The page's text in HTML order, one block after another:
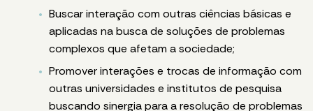
Buscar interação com outras ciências básicas e
aplicadas na busca de soluções de problemas
complexos que afetam a sociedade;
Promover interações e trocas de informação com
outras universidades e institutos de pesquisa
buscando sinergia para a resolução de problemas